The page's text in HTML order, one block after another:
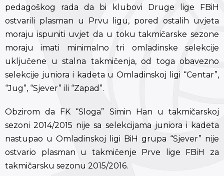
pedagoškog rada da bi klubovi Druge lige FBiH
ostvarili plasman u Prvu ligu, pored ostalih uvjeta
moraju ispuniti uvjet da u toku takmičarske sezone
moraju imati minimalno tri omladinske selekcije
uključene u stalna takmičenja, od toga obavezno
selekcije juniora i kadeta u Omladinskoj ligi “Centar”,
“Jug”, “Sjever” ili “Zapad”.
Obzirom da FK “Sloga” Simin Han u takmičarskoj
sezoni 2014/2015 nije sa selekcijama juniora i kadeta
nastupao u Omladinskoj ligi BiH grupa “Sjever” nije
ostvario plasman u takmičenje Prve lige FBiH za
takmičarsku sezonu 2015/2016.